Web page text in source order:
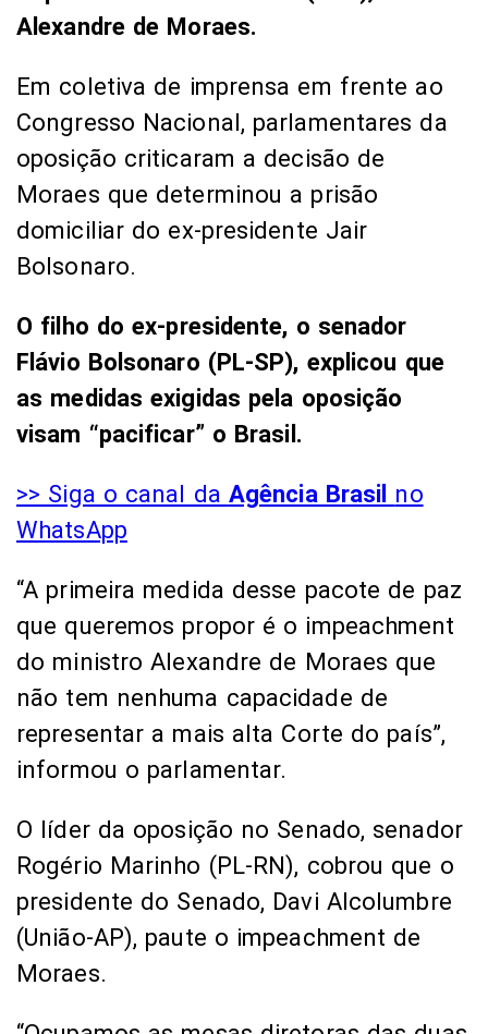
Alexandre de Moraes.
Em coletiva de imprensa em frente ao
Congresso Nacional, parlamentares da
oposição criticaram a decisão de
Moraes que determinou a prisão
domiciliar do ex-presidente Jair
Bolsonaro.
O filho do ex-presidente, o senador
Flávio Bolsonaro (PL-SP), explicou que
as medidas exigidas pela oposição
visam “pacificar” o Brasil.
>> Siga o canal da Agência Brasil no
WhatsApp
“A primeira medida desse pacote de paz
que queremos propor é o impeachment
do ministro Alexandre de Moraes que
não tem nenhuma capacidade de
representar a mais alta Corte do país”,
informou o parlamentar.
O líder da oposição no Senado, senador
Rogério Marinho (PL-RN), cobrou que o
presidente do Senado, Davi Alcolumbre
(União-AP), paute o impeachment de
Moraes.